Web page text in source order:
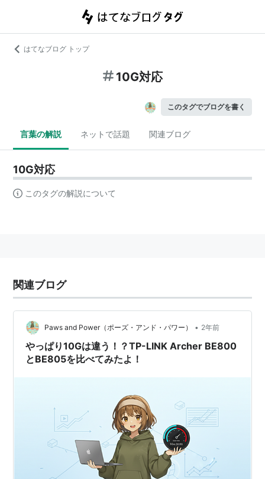
はてなブログ トップ
10G対応
このタグでブログを書く
言葉の解説 ネットで話題 関連ブログ
10G対応
このタグの解説について
関連ブログ
Paws and Power（ポーズ・アンド・パワー） • 2年前
やっぱり10Gは違う！？TP-LINK Archer BE800
とBE805を比べてみたよ！